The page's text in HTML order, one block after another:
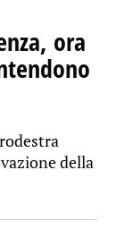
ora
della